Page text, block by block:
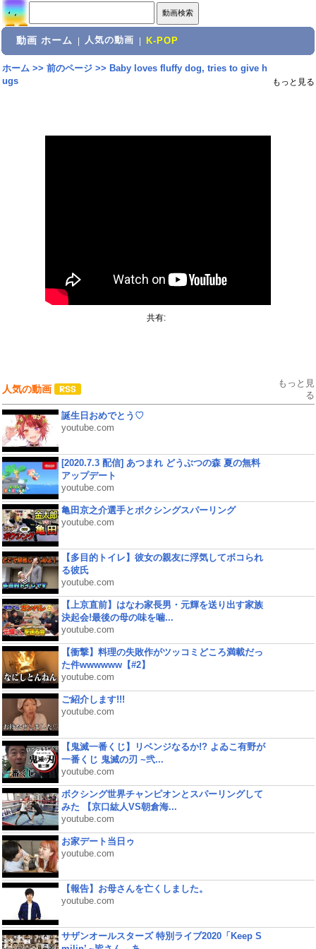
動画 ホーム 人気の動画 K-POP
ホーム>> 前のページ>> Baby loves fluffy dog, tries to give h
ugs
もっと見る
共有:
人気の動画
もっと見
る
誕生日おめでとう♡
youtube.com
[2020.7.3 配信] あつまれ どうぶつの森 夏の無料
アップデート
youtube.com
亀田京之介選手とボクシングスパーリング
youtube.com
【多目的トイレ】彼女の親友に浮気してボコられ
る彼氏
youtube.com
【上京直前】はなわ家長男・元輝を送り出す家族
決起会!最後の母の味を噛...
youtube.com
【衝撃】料理の失敗作がツッコミどころ満載だっ
た件wwwwww【#2】
youtube.com
ご紹介します!!!
youtube.com
【鬼滅一番くじ】リベンジなるか!? よゐこ有野が
一番くじ 鬼滅の刃 ~弐...
youtube.com
ボクシング世界チャンピオンとスパーリングして
みた 【京口紘人VS朝倉海...
youtube.com
お家デート当日ゥ
youtube.com
【報告】お母さんを亡くしました。
youtube.com
サザンオールスターズ 特別ライブ2020「Keep S